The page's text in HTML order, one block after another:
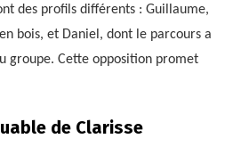
des profils différents : Guillaume,
bois, et Daniel, dont le parcours a
groupe. Cette opposition promet
de Clarisse